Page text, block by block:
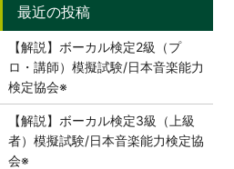
【解説】ボーカル検定2級（プ
ロ・講師）模擬試験/日本音楽能力
検定協会※
【解説】ボーカル検定3級（上級
者）模擬試験/日本音楽能力検定協
会※